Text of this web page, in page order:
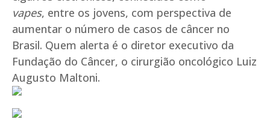
vapes, entre os jovens, com perspectiva de
aumentar o número de casos de câncer no
Brasil. Quem alerta é o diretor executivo da
Fundação do Câncer, o cirurgião oncológico Luiz
Augusto Maltoni.